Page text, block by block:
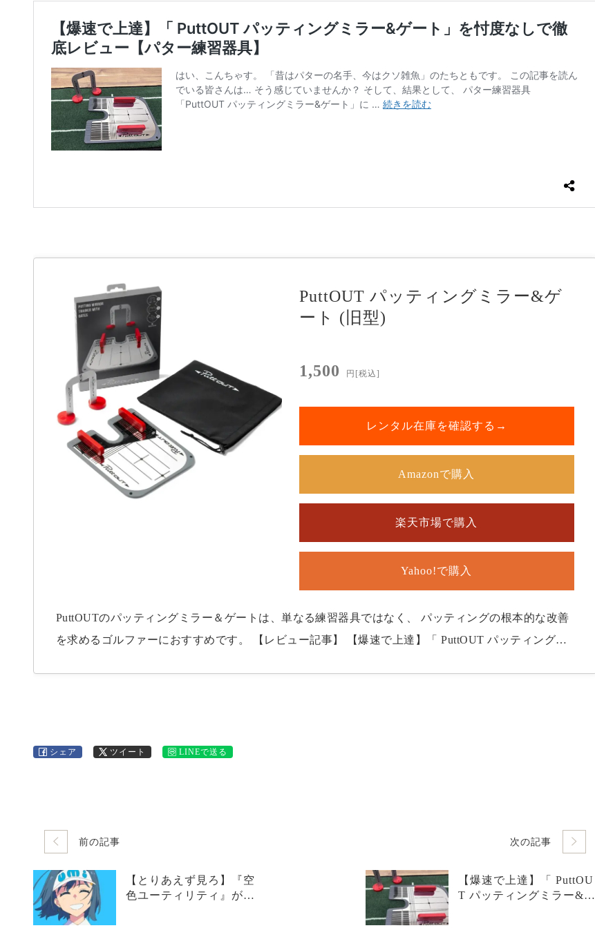
PuttOUT パッティングミラー&ゲ
ート (旧型)
1,500 円 [税込]
レンタル在庫を確認する→
Amazonで購入
楽天市場で購入
Yahoo!で購入
PuttOUTのパッティングミラー＆ゲートは、単なる練習器具ではなく、 パッティングの根本的な改善
を求めるゴルファーにおすすめです。 【レビュー記事】 【爆速で上達】「 PuttOUT パッティングミ
シェア ツイート LINEで送る
前の記事
【とりあえず見ろ】『空
色ユーティリティ』が普
次の記事
【爆速で上達】「 PuttOU
T パッティングミラー&ゲ